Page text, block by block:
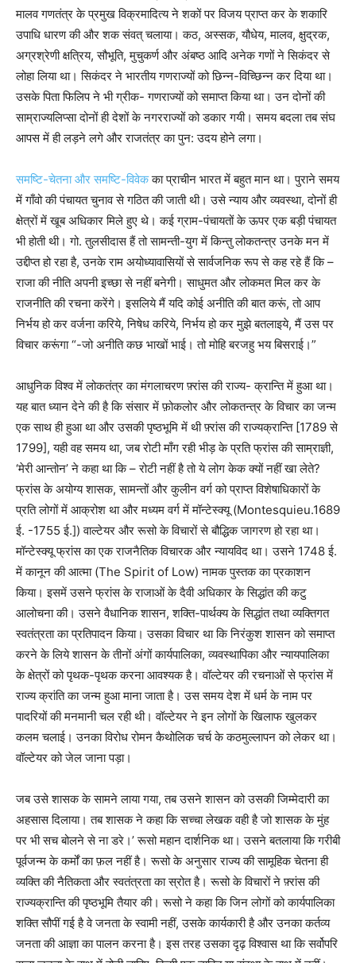
मालव गणतंत्र के प्रमुख विक्रमादित्य ने शकों पर विजय प्राप्त कर के शकारि
उपाधि धारण की और शक संवत् चलाया। कठ, अस्सक, यौधेय, मालव, क्षुद्रक,
अग्रश्रेणी क्षत्रिय, सौभूति, मुचुकर्ण और अंबष्ठ आदि अनेक गणों ने सिकंदर से
लोहा लिया था। सिकंदर ने भारतीय गणराज्यों को छिन्न-विच्छिन्न कर दिया था।
उसके पिता फिलिप ने भी ग्रीक- गणराज्यों को समाप्त किया था। उन दोनों की
साम्राज्यलिप्सा दोनों ही देशों के नगरराज्यों को डकार गयी। समय बदला तब संघ
आपस में ही लड़ने लगे और राजतंत्र का पुन: उदय होने लगा।
समष्टि-चेतना और समष्टि-विवेकका प्राचीन भारत में बहुत मान था। पुराने समय
में गाँवो की पंचायत चुनाव से गठित की जाती थी। उसे न्याय और व्यवस्था, दोनों ही
क्षेत्रों में खूब अधिकार मिले हुए थे। कई ग्राम-पंचायतों के ऊपर एक बड़ी पंचायत
भी होती थी। गो. तुलसीदास हैं तो सामन्ती-युग में किन्तु लोकतन्त्र उनके मन में
उद्दीप्त हो रहा है, उनके राम अयोध्यावासियों से सार्वजनिक रूप से कह रहे हैं कि –
राजा की नीति अपनी इच्छा से नहीं बनेगी। साधुमत और लोकमत मिल कर के
राजनीति की रचना करेंगे। इसलिये मैं यदि कोई अनीति की बात करूं, तो आप
निर्भय हो कर वर्जना करिये, निषेध करिये, निर्भय हो कर मुझे बतलाइये, मैं उस पर
विचार करूंगा “-जो अनीति कछ भाखों भाई। तो मोहि बरजहु भय बिसराई।”
आधुनिक विश्व में लोकतंत्र का मंगलाचरण फ़्रांस की राज्य- क्रान्ति में हुआ था।
यह बात ध्यान देने की है कि संसार में फ़ोकलोर और लोकतन्त्र के विचार का जन्म
एक साथ ही हुआ था और उसकी पृष्ठभूमि में थी फ़्रांस की राज्यक्रान्ति [1789 से
1799], यही वह समय था, जब रोटी माँग रही भीड़ के प्रति फ्रांस की साम्राज्ञी,
‘मेरी आन्तोन’ ने कहा था कि – रोटी नहीं है तो ये लोग केक क्यों नहीं खा लेते?
फ्रांस के अयोग्य शासक, सामन्तों और कुलीन वर्ग को प्राप्त विशेषाधिकारों के
प्रति लोगों में आक्रोश था और मध्यम वर्ग में मॉन्टेस्क्यू (Montesquieu.1689
ई. -1755 ई.]) वाल्टेयर और रूसो के विचारों से बौद्धिक जागरण हो रहा था।
मॉन्टेस्क्यू फ्रांस का एक राजनैतिक विचारक और न्यायविद था। उसने 1748 ई.
में कानून की आत्मा (The Spirit of Low) नामक पुस्तक का प्रकाशन
किया। इसमें उसने फ्रांस के राजाओं के दैवी अधिकार के सिद्धांत की कटु
आलोचना की। उसने वैधानिक शासन, शक्ति-पार्थक्य के सिद्धांत तथा व्यक्तिगत
स्वतंत्रता का प्रतिपादन किया। उसका विचार था कि निरंकुश शासन को समाप्त
करने के लिये शासन के तीनों अंगों कार्यपालिका, व्यवस्थापिका और न्यायपालिका
के क्षेत्रों को पृथक-पृथक करना आवश्यक है। वॉल्टेयर की रचनाओं से फ्रांस में
राज्य क्रांति का जन्म हुआ माना जाता है। उस समय देश में धर्म के नाम पर
पादरियों की मनमानी चल रही थी। वॉल्टेयर ने इन लोगों के खिलाफ खुलकर
कलम चलाई। उनका विरोध रोमन कैथोलिक चर्च के कठमुल्लापन को लेकर था।
वॉल्टेयर को जेल जाना पड़ा।
जब उसे शासक के सामने लाया गया, तब उसने शासन को उसकी जिम्मेदारी का
अहसास दिलाया। तब शासक ने कहा कि सच्चा लेखक वही है जो शासक के मुंह
पर भी सच बोलने से ना डरे।’ रूसो महान दार्शनिक था। उसने बतलाया कि गरीबी
पूर्वजन्म के कर्मों का फ़ल नहीं है। रूसो के अनुसार राज्य की सामूहिक चेतना ही
व्यक्ति की नैतिकता और स्वतंत्रता का स्रोत है। रूसो के विचारों ने फ़्रांस की
राज्यक्रान्ति की पृष्ठभूमि तैयार की। रूसो ने कहा कि जिन लोगों को कार्यपालिका
शक्ति सौपीं गई है वे जनता के स्वामी नहीं, उसके कार्यकारी है और उनका कर्तव्य
जनता की आज्ञा का पालन करना है। इस तरह उसका दृढ़ विश्वास था कि सर्वोपरि